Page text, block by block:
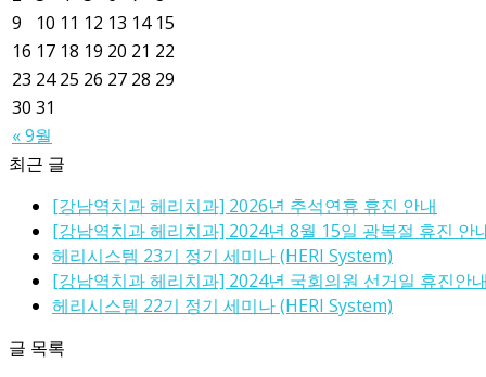
« 9월
9
10 11 12 13 14 15
16 17 18 19 20 21 22
23 24 25 26 27 28 29
30 31
최근 글
[강남역치과 헤리치과] 2026년 추석연휴 휴진 안내
[강남역치과 헤리치과] 2024년 8월 15일 광복절 휴진 안
헤리시스템 23기 정기 세미나 (HERI System)
[강남역치과 헤리치과] 2024년 국회의원 선거일 휴진안
헤리시스템 22기 정기 세미나 (HERI System)
글 목록